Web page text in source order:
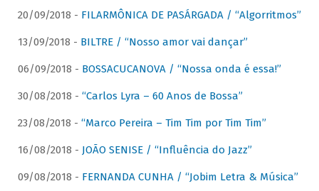
20/09/2018 - FILARMÔNICA DE PASÁRGADA / “Algorritmos”
13/09/2018 - BILTRE / “Nosso amor vai dançar”
06/09/2018 - BOSSACUCANOVA / “Nossa onda é essa!”
30/08/2018 - “Carlos Lyra – 60 Anos de Bossa”
23/08/2018 - “Marco Pereira – Tim Tim por Tim Tim”
16/08/2018 - JOÃO SENISE / “Influência do Jazz”
09/08/2018 - FERNANDA CUNHA / “Jobim Letra & Música”